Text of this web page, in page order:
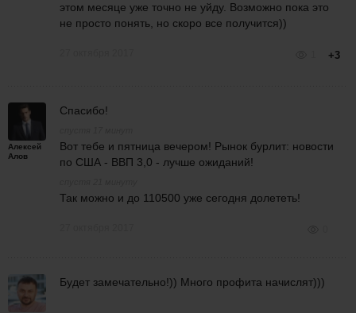
этом месяце уже точно не уйду. Возможно пока это
не просто понять, но скоро все получится))
+3
Алексей
Алов
Спасибо!
Вот тебе и пятница вечером! Рынок бурлит: новости
по США - ВВП 3,0 - лучше ожиданий!
Так можно и до 110500 уже сегодня долететь!
Будет замечательно!)) Много профита начислят)))